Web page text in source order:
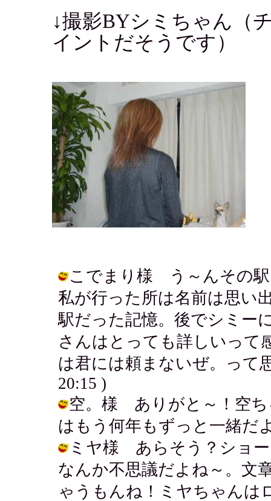
↓撮影BYシミちゃん（
イントだそうです）
こでまり様 う～んその駅
私が行った所は名前は思い
駅だった記憶。後でシミー
さんはとっても詳しいって
は君には頼まないぜ。って
20:15 )
空。様 ありがと～！空ち
はもう何年もずっと一緒だ
ミヤ様 あらそう？ショー
なんか不思議だよね～。文
ゃうもんね！ミヤちゃんは